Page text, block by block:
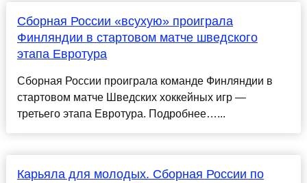
Сборная России «всухую» проиграла
Финляндии в стартовом матче шведского
этапа Евротура
Сборная России проиграла команде Финляндии в
стартовом матче Шведских хоккейных игр —
третьего этапа Евротура. Подробнее…...
Карьяла для молодых. Сборная России по